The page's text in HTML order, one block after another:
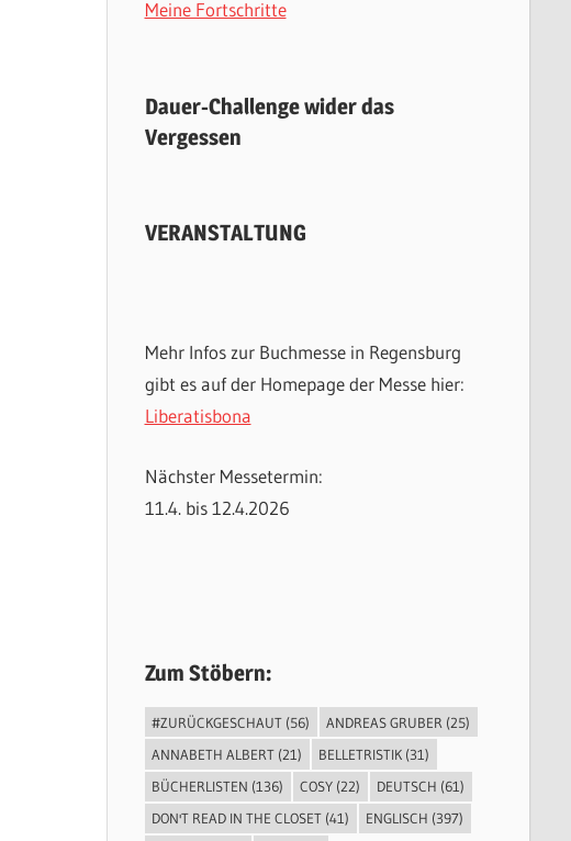
Meine Fortschritte
Dauer-Challenge wider das
Vergessen
VERANSTALTUNG
Mehr Infos zur Buchmesse in Regensburg
gibt es auf der Homepage der Messe hier:
Liberatisbona
Nächster Messetermin:
11.4. bis 12.4.2026
Zum Stöbern:
#ZURÜCKGESCHAUT (56) ANDREAS GRUBER (25)
ANNABETH ALBERT (21) BELLETRISTIK (31)
BÜCHERLISTEN (136) COSY (22) DEUTSCH (61)
DON'T READ IN THE CLOSET (41) ENGLISCH (397)